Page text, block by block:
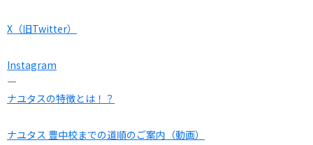
X（旧Twitter）
Instagram
—
ナユタスの特徴とは！？
ナユタス 豊中校までの道順のご案内（動画）